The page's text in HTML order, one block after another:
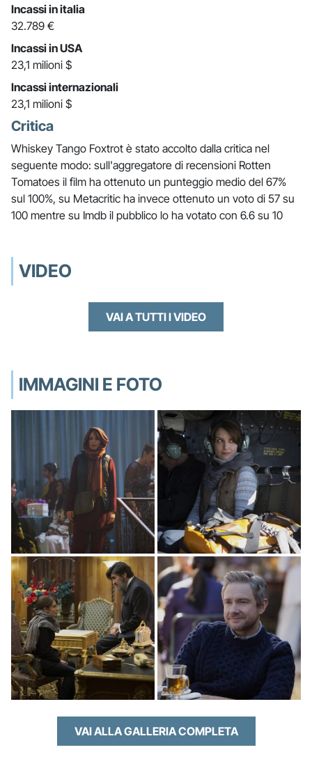
Incassi in italia
32.789 €
Incassi in USA
23,1 milioni $
Incassi internazionali
23,1 milioni $
Critica
Whiskey Tango Foxtrot è stato accolto dalla critica nel
seguente modo: sull'aggregatore di recensioni Rotten
Tomatoes il film ha ottenuto un punteggio medio del 67%
sul 100%, su Metacritic ha invece ottenuto un voto di 57 su
100 mentre su Imdb il pubblico lo ha votato con 6.6 su 10
VIDEO
VAI A TUTTI I VIDEO
IMMAGINI E FOTO
VAI ALLA GALLERIA COMPLETA